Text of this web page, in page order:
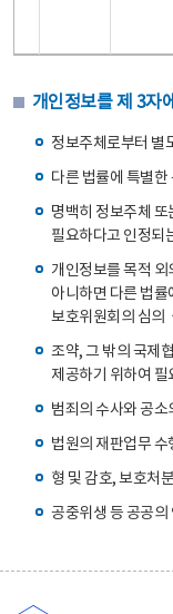
개인정보를 제 3자
정보주체로부터 별
다른 법률에 특별한
명백히 정보주체 또
필요하다고 인정되
개인정보를 목적 외
아니하면 다른 법률
보호위원회의 심의
조약, 그 밖의 국제
제공하기 위하여 필
범죄의 수사와 공소
법원의 재판업무
형 및 감호, 보호처
공중위생 등 공공의